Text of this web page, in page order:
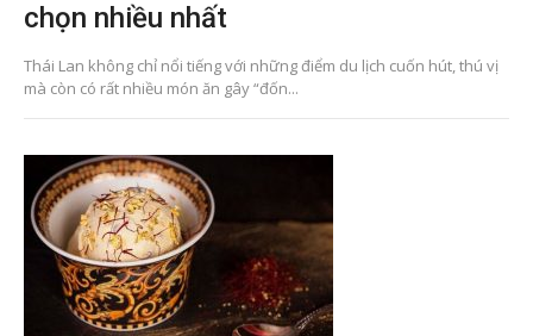
chọn nhiều nhất
Thái Lan không chỉ nổi tiếng với những điểm du lịch cuốn hút, thú vị
mà còn có rất nhiều món ăn gây “đốn...